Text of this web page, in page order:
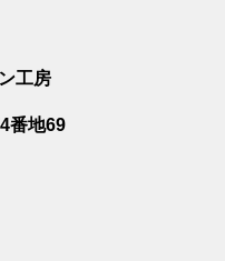
工房
番地69